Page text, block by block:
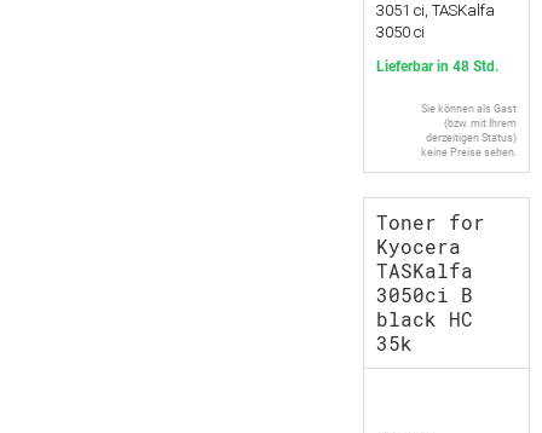
3051 ci, TASKalfa
3050 ci
Lieferbar in 48 Std.
Sie können als Gast
(bzw. mit Ihrem
derzeitigen Status)
keine Preise sehen.
Toner for
Kyocera
TASKalfa
3050ci B
black HC
35k